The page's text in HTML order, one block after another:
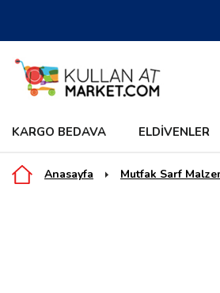
KARGO BEDAVA ELDIVENLER
Anasayfa Mutfak Sarf